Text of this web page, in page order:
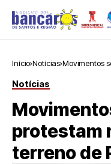
Início Notícias Movimentos
Notícias
protestam
terreno de